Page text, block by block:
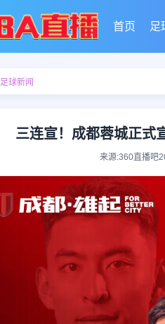
首页 足
足球新闻
三连宣！成都蓉城正式
来源:360直播吧